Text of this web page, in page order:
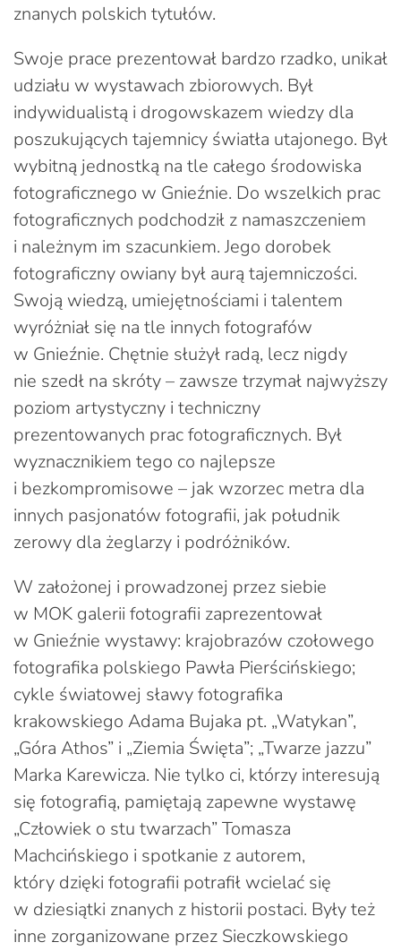
znanych polskich tytułów.
Swoje prace prezentował bardzo rzadko, unikał
udziału w wystawach zbiorowych. Był
indywidualistą i drogowskazem wiedzy dla
poszukujących tajemnicy światła utajonego. Był
wybitną jednostką na tle całego środowiska
fotograficznego w Gnieźnie. Do wszelkich prac
fotograficznych podchodził z namaszczeniem
i należnym im szacunkiem. Jego dorobek
fotograficzny owiany był aurą tajemniczości.
Swoją wiedzą, umiejętnościami i talentem
wyróżniał się na tle innych fotografów
w Gnieźnie. Chętnie służył radą, lecz nigdy
nie szedł na skróty – zawsze trzymał najwyższy
poziom artystyczny i techniczny
prezentowanych prac fotograficznych. Był
wyznacznikiem tego co najlepsze
i bezkompromisowe – jak wzorzec metra dla
innych pasjonatów fotografii, jak południk
zerowy dla żeglarzy i podróżników.
W założonej i prowadzonej przez siebie
w MOK galerii fotografii zaprezentował
w Gnieźnie wystawy: krajobrazów czołowego
fotografika polskiego Pawła Pierścińskiego;
cykle światowej sławy fotografika
krakowskiego Adama Bujaka pt. „Watykan”,
„Góra Athos” i „Ziemia Święta”; „Twarze jazzu”
Marka Karewicza. Nie tylko ci, którzy interesują
się fotografią, pamiętają zapewne wystawę
„Człowiek o stu twarzach” Tomasza
Machcińskiego i spotkanie z autorem,
który dzięki fotografii potrafił wcielać się
w dziesiątki znanych z historii postaci. Były też
inne zorganizowane przez Sieczkowskiego